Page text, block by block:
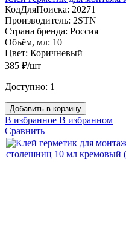
КодДляПоиска: 20271
Производитель: 2STN
Страна бренда: Россия
Объём, мл: 10
Цвет: Коричневый
385 ₽/шт
Доступно: 1
Добавить в корзину
В избранное В избранном
Сравнить